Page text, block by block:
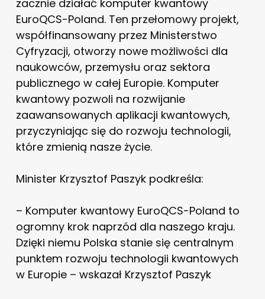
zacznie działać komputer kwantowy
EuroQCS-Poland. Ten przełomowy projekt,
współfinansowany przez Ministerstwo
Cyfryzacji, otworzy nowe możliwości dla
naukowców, przemysłu oraz sektora
publicznego w całej Europie. Komputer
kwantowy pozwoli na rozwijanie
zaawansowanych aplikacji kwantowych,
przyczyniając się do rozwoju technologii,
które zmienią nasze życie.
Minister Krzysztof Paszyk podkreśla:
– Komputer kwantowy EuroQCS-Poland to
ogromny krok naprzód dla naszego kraju.
Dzięki niemu Polska stanie się centralnym
punktem rozwoju technologii kwantowych
w Europie – wskazał Krzysztof Paszyk